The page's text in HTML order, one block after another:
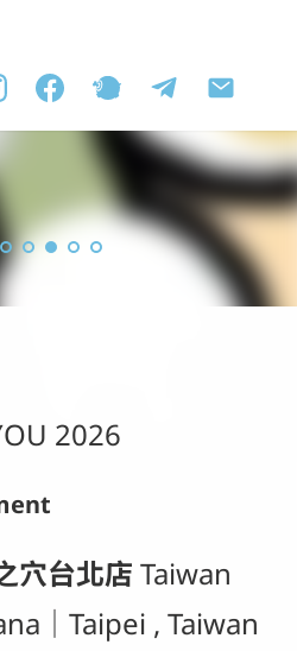
2026
穴台北店 Taiwan
｜Taipei , Taiwan